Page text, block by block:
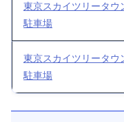
東京スカイツリータウ
駐車場
東京スカイツリータウ
駐車場